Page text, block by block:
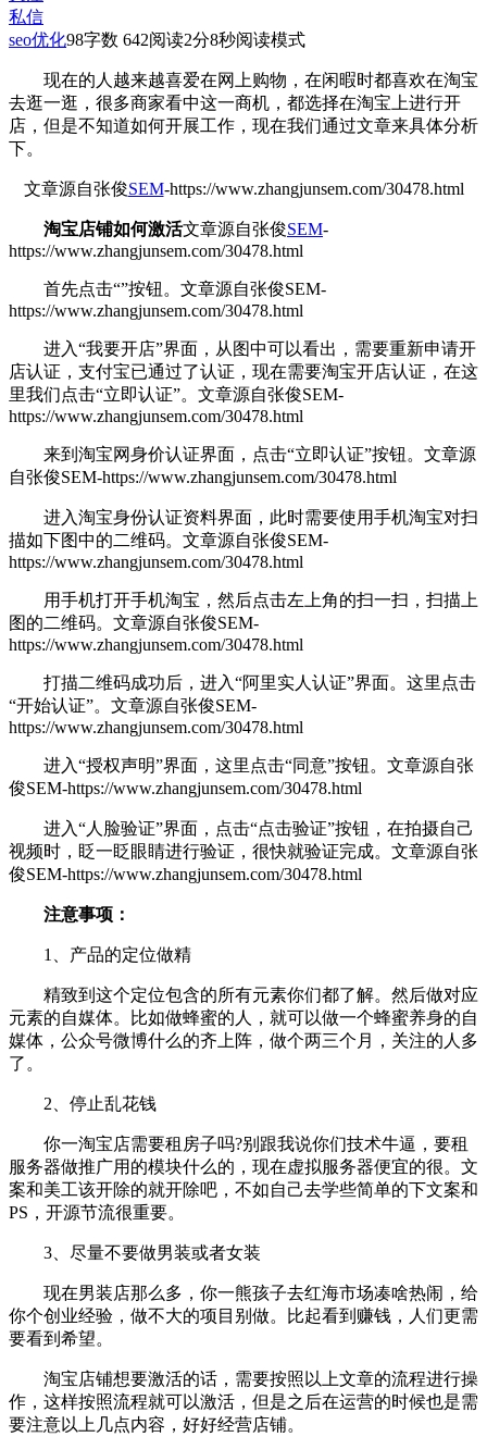
私信
seo优化98字数 642阅读2分8秒阅读模式
现在的人越来越喜爱在网上购物，在闲暇时都喜欢在淘宝
去逛一逛，很多商家看中这一商机，都选择在淘宝上进行开
店，但是不知道如何开展工作，现在我们通过文章来具体分析
下。
文章源自张俊SEM-https://www.zhangjunsem.com/30478.html
淘宝店铺如何激活文章源自张俊SEM-
https://www.zhangjunsem.com/30478.html
首先点击“”按钮。 文章源自张俊SEM-
https://www.zhangjunsem.com/30478.html
进入“我要开店”界面，从图中可以看出，需要重新申请开
店认证，支付宝已通过了认证，现在需要淘宝开店认证，在这
里我们点击“立即认证”。 文章源自张俊SEM-
https://www.zhangjunsem.com/30478.html
来到淘宝网身价认证界面，点击“立即认证”按钮。 文章源
自张俊SEM-https://www.zhangjunsem.com/30478.html
进入淘宝身份认证资料界面，此时需要使用手机淘宝对扫
描如下图中的二维码。 文章源自张俊SEM-
https://www.zhangjunsem.com/30478.html
用手机打开手机淘宝，然后点击左上角的扫一扫，扫描上
图的二维码。 文章源自张俊SEM-
https://www.zhangjunsem.com/30478.html
打描二维码成功后，进入“阿里实人认证”界面。这里点击
“开始认证”。 文章源自张俊SEM-
https://www.zhangjunsem.com/30478.html
进入“授权声明”界面，这里点击“同意”按钮。 文章源自张
俊SEM-https://www.zhangjunsem.com/30478.html
进入“人脸验证”界面，点击“点击验证”按钮，在拍摄自己
视频时，眨一眨眼睛进行验证，很快就验证完成。 文章源自张
俊SEM-https://www.zhangjunsem.com/30478.html
注意事项：
1、产品的定位做精
精致到这个定位包含的所有元素你们都了解。然后做对应
元素的自媒体。比如做蜂蜜的人，就可以做一个蜂蜜养身的自
媒体，公众号微博什么的齐上阵，做个两三个月，关注的人多
了。
2、停止乱花钱
你一淘宝店需要租房子吗?别跟我说你们技术牛逼，要租
服务器做推广用的模块什么的，现在虚拟服务器便宜的很。文
案和美工该开除的就开除吧，不如自己去学些简单的下文案和
PS，开源节流很重要。
3、尽量不要做男装或者女装
现在男装店那么多，你一熊孩子去红海市场凑啥热闹，给
你个创业经验，做不大的项目别做。比起看到赚钱，人们更需
要看到希望。
淘宝店铺想要激活的话，需要按照以上文章的流程进行操
作，这样按照流程就可以激活，但是之后在运营的时候也是需
要注意以上几点内容，好好经营店铺。